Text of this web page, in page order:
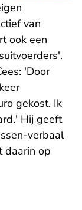
van
ook een
'Door
gekost. Ik
Hij geeft
verbaal
daarin op